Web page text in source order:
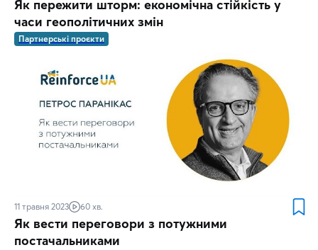
Як пережити шторм: економічна стійкість у
часи геополітичних змін
Партнерські проєкти
11 травня 2023 60 хв.
Як вести переговори з потужними
постачальниками